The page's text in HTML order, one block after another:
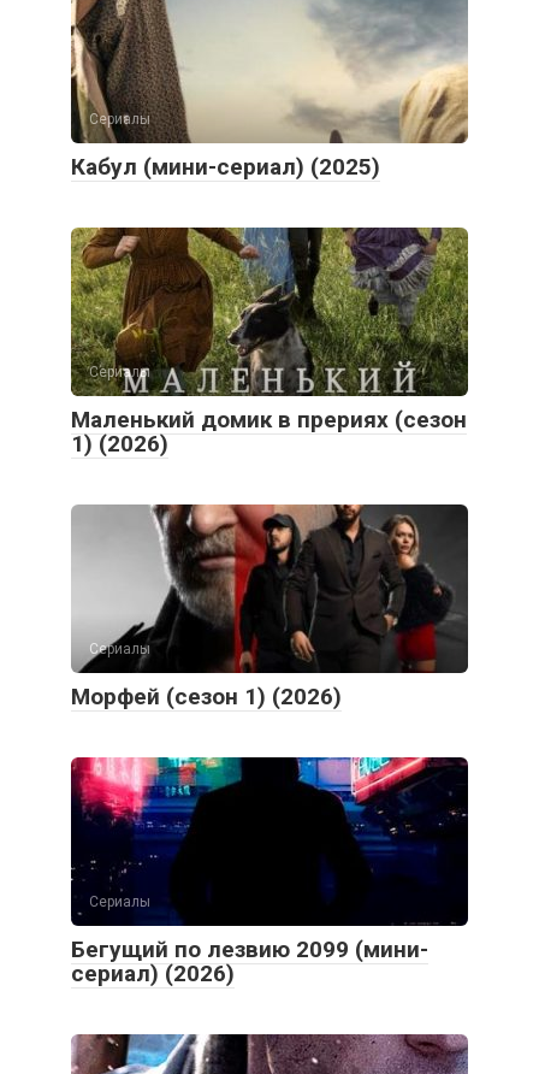
Сериалы
Кабул (мини-сериал) (2025)
Сериалы
Маленький домик в прериях (сезон
1) (2026)
Сериалы
Морфей (сезон 1) (2026)
Сериалы
Бегущий по лезвию 2099 (мини-
сериал) (2026)